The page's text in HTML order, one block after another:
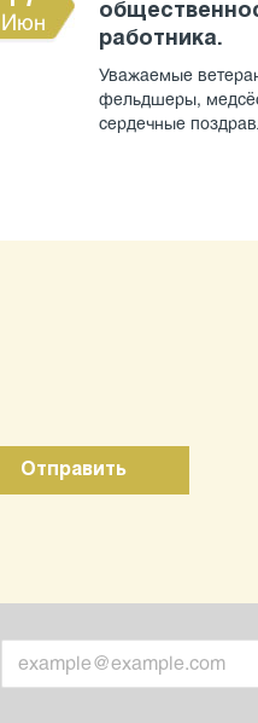
Июн
работника.
Уважаемые
фельдшеры,
сердечные